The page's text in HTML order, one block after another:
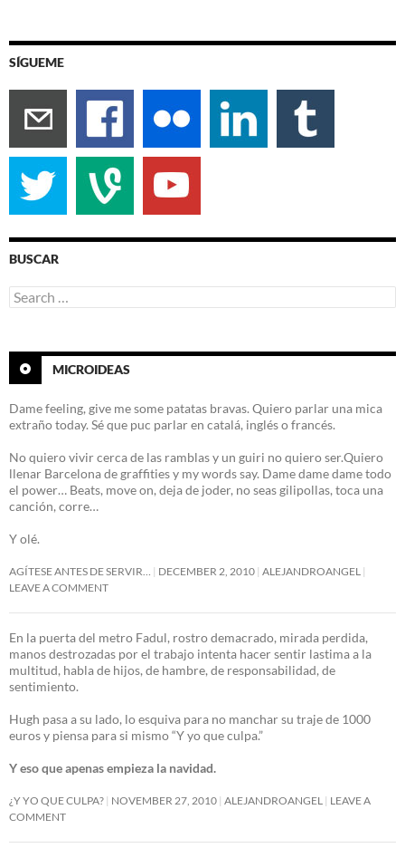
SÍGUEME
BUSCAR
Search
for:
MICROIDEAS
Dame feeling, give me some patatas bravas. Quiero parlar una mica
extraño today. Sé que puc parlar en catalá, inglés o francés.
No quiero vivir cerca de las ramblas y un guiri no quiero ser.Quiero
llenar Barcelona de graffities y my words say. Dame dame dame todo
el power… Beats, move on, deja de joder, no seas gilipollas, toca una
canción, corre…
Y olé.
AGÍTESE ANTES DE SERVIR… DECEMBER 2, 2010 ALEJANDROANGEL
LEAVE A COMMENT
En la puerta del metro Fadul, rostro demacrado, mirada perdida,
manos destrozadas por el trabajo intenta hacer sentir lastima a la
multitud, habla de hijos, de hambre, de responsabilidad, de
sentimiento.
Hugh pasa a su lado, lo esquiva para no manchar su traje de 1000
euros y piensa para si mismo “Y yo que culpa.”
Y eso que apenas empieza la navidad.
¿Y YO QUE CULPA? NOVEMBER 27, 2010 ALEJANDROANGEL
LEAVE A
COMMENT